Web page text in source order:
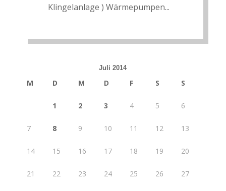
Klingelanlage ) Wärmepumpen...
Juli 2014
M D M D F S S
1 2 3 4 5 6
7 8 9 10 11 12 13
14 15 16 17 18 19 20
21 22 23 24 25 26 27